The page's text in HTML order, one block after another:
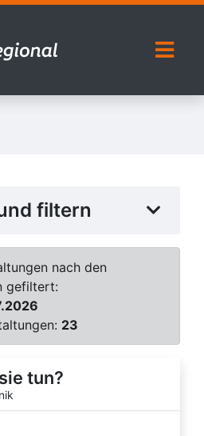
filtern
nach den
gefiltert:
23
tun?